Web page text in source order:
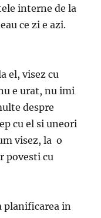
interne de la
ce zi e azi.
el, visez cu
e urat, nu imi
despre
cu el si uneori
visez, la o
povesti cu
planificarea in